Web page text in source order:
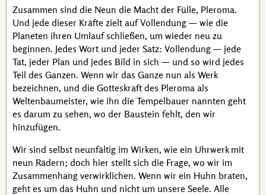
Zusammen sind die Neun die Macht der Fülle, Pleroma.
Und jede dieser Kräfte zielt auf Vollendung — wie die
Planeten ihren Umlauf schließen, um wieder neu zu
beginnen. Jedes Wort und jeder Satz: Vollendung — jede
Tat, jeder Plan und jedes Bild in sich — und so wird jedes
Teil des Ganzen. Wenn wir das Ganze nun als Werk
bezeichnen, und die Gotteskraft des Pleroma als
Weltenbaumeister, wie ihn die Tempelbauer nannten geht
es darum zu sehen, wo der Baustein fehlt, den wir
hinzufügen.
Wir sind selbst neunfältig im Wirken, wie ein Uhrwerk mit
neun Rädern; doch hier stellt sich die Frage, wo wir im
Zusammenhang verwirklichen. Wenn wir ein Huhn braten,
geht es um das Huhn und nicht um unsere Seele. Alle